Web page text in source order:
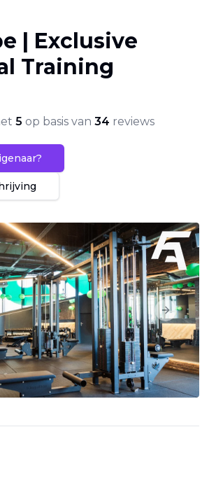
| Exclusive
Training
5 op basis van 34 reviews
Next slide